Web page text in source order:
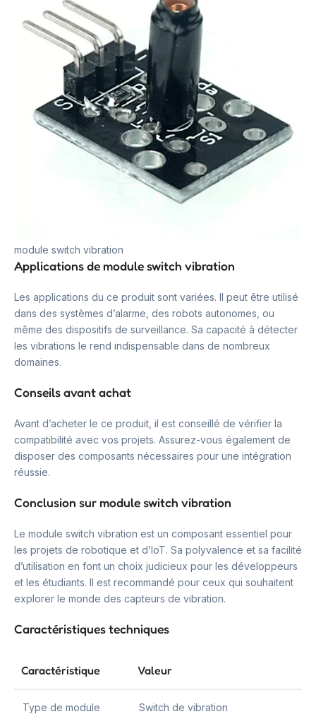
module switch vibration
Applications de module switch vibration
Les applications du ce produit sont variées. Il peut être utilisé
dans des systèmes d’alarme, des robots autonomes, ou
même des dispositifs de surveillance. Sa capacité à détecter
les vibrations le rend indispensable dans de nombreux
domaines.
Conseils avant achat
Avant d’acheter le ce produit, il est conseillé de vérifier la
compatibilité avec vos projets. Assurez-vous également de
disposer des composants nécessaires pour une intégration
réussie.
Conclusion sur module switch vibration
Le module switch vibration est un composant essentiel pour
les projets de robotique et d’IoT. Sa polyvalence et sa facilité
d’utilisation en font un choix judicieux pour les développeurs
et les étudiants. Il est recommandé pour ceux qui souhaitent
explorer le monde des capteurs de vibration.
Caractéristiques techniques
Caractéristique Valeur
Type de module Switch de vibration